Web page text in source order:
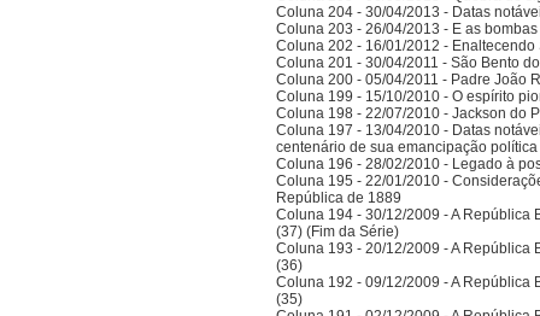
Coluna 204 - 30/04/2013 - Datas
Coluna 203 - 26/04/2013 - E as
Coluna 202 - 16/01/2012 -
Coluna 201 - 30/04/2011 - São Bento
Coluna 200 - 05/04/2011 - Padre João
Coluna 199 - 15/10/2010 - O espírito
Coluna 198 - 22/07/2010 - Jackson do
Coluna 197 - 13/04/2010 - Datas
centenário de sua emancipação
Coluna 196 - 28/02/2010 - Legado à
Coluna 195 - 22/01/2010 -
República de 1889
Coluna 194 - 30/12/2009 - A República
(37) (Fim da Série)
Coluna 193 - 20/12/2009 - A República
(36)
Coluna 192 - 09/12/2009 - A República
(35)